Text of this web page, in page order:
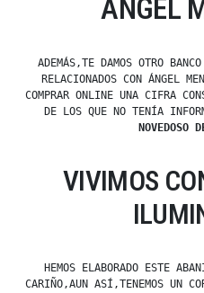
ÁNGEL
ADEMÁS,TE DAMOS OTRO
RELACIONADOS CON ÁNGEL
COMPRAR ONLINE UNA CIFRA
DE LOS QUE NO TENÍA
NOVEDOSO
VIVIMOS
HEMOS ELABORADO ESTE
CARIÑO,AUN ASÍ,TENEMOS UN